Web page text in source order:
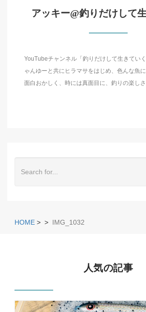
アッキー@釣りだけして
YouTubeチャンネル「釣りだけして生きてい
ゃんゆーと共にヒラマサをはじめ、色んな魚に
面白おかしく、時には真面目に、釣りの楽しさ
HOME > > IMG_1032
人気の記事